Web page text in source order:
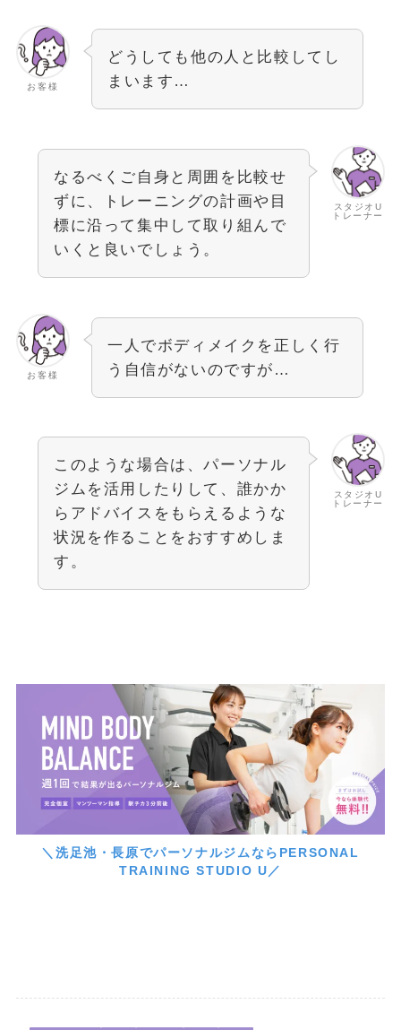
お客様
どうしても他の人と比較してし
まいます…
スタジオU
トレーナー
なるべくご自身と周囲を比較せ
ずに、トレーニングの計画や目
標に沿って集中して取り組んで
いくと良いでしょう。
お客様
一人でボディメイクを正しく行
う自信がないのですが…
スタジオU
トレーナー
このような場合は、パーソナル
ジムを活用したりして、誰かか
らアドバイスをもらえるような
状況を作ることをおすすめしま
す。
＼洗足池・長原でパーソナルジムならPERSONAL
TRAINING STUDIO U／